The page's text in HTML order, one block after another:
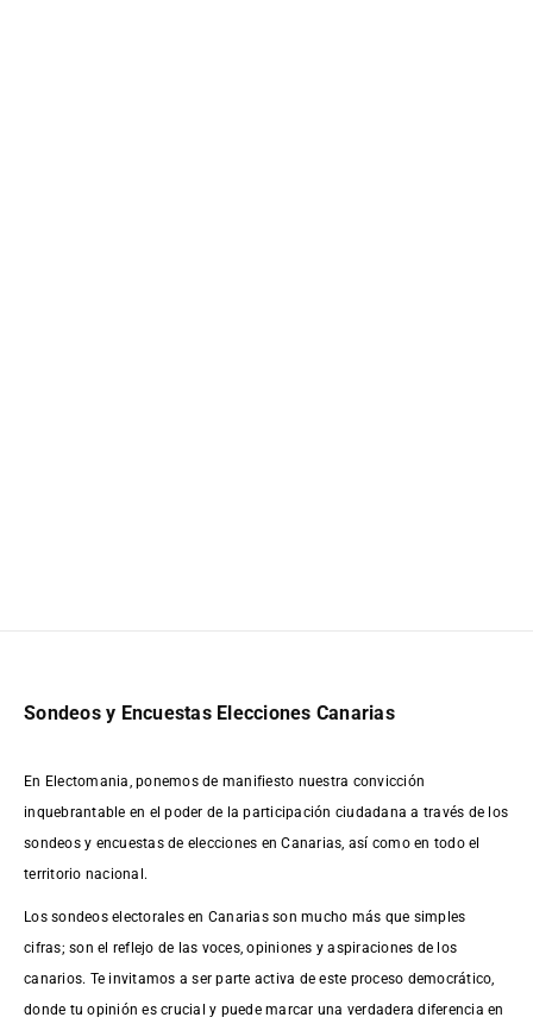
Sondeos y Encuestas Elecciones Canarias
En Electomania, ponemos de manifiesto nuestra convicción
inquebrantable en el poder de la participación ciudadana a través de los
sondeos y encuestas de elecciones en Canarias, así como en todo el
territorio nacional.
Los sondeos electorales en Canarias son mucho más que simples
cifras; son el reflejo de las voces, opiniones y aspiraciones de los
canarios. Te invitamos a ser parte activa de este proceso democrático,
donde tu opinión es crucial y puede marcar una verdadera diferencia en